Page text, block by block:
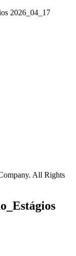
2026_04_17
All Rights